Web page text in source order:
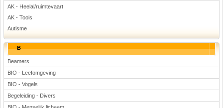
AK - Heelal/ruimtevaart
AK - Tools
Autisme
B
Beamers
BIO - Leefomgeving
BIO - Vogels
Begeleiding - Divers